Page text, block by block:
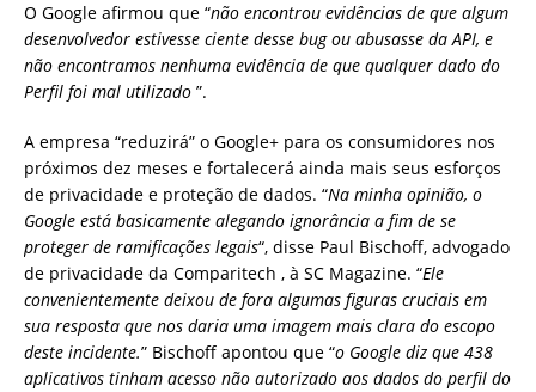
O Google afirmou que “não encontrou evidências de que algum
desenvolvedor estivesse ciente desse bug ou abusasse da API, e
não encontramos nenhuma evidência de que qualquer dado do
Perfil foi mal utilizado ”.
A empresa “reduzirá” o Google+ para os consumidores nos
próximos dez meses e fortalecerá ainda mais seus esforços
de privacidade e proteção de dados. “Na minha opinião, o
Google está basicamente alegando ignorância a fim de se
proteger de ramificações legais“, disse Paul Bischoff, advogado
de privacidade da Comparitech , à SC Magazine. “Ele
convenientemente deixou de fora algumas figuras cruciais em
sua resposta que nos daria uma imagem mais clara do escopo
deste incidente.” Bischoff apontou que “o Google diz que 438
aplicativos tinham acesso não autorizado aos dados do perfil do